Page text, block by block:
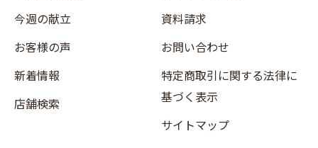
今週の献立
お客様の声
新着情報
店舗検索
資料請求
お問い合わせ
特定商取引に関する法律に
基づく表示
サイトマップ